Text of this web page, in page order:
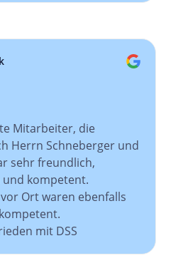
Mitarbeiter, die
Herrn Schneberger und
sehr freundlich,
und kompetent.
Ort waren ebenfalls
mit DSS